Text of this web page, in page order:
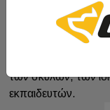
Από το 1992 η
που πιστεύουμε
ποτέ δεν έχει
των σκύλων, των
εκπαιδευτών.